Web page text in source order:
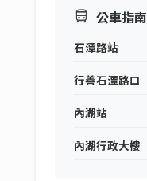
directions_bus 公車指南
石潭路站
行善石潭路口
內湖站
內湖行政大樓